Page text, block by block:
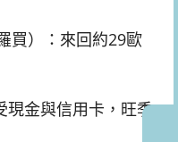
買）：來回約29歐
現金與信用卡，旺季